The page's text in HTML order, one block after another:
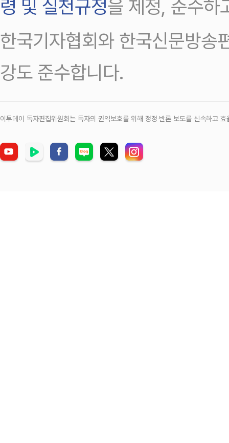
령 및 실천규정을 제정, 준수하
한국기자협회와 한국신문방송
강도 준수합니다.
이투데이 독자편집위원회는 독자의 권익보호를 위해 정정‧반론 보도를 신속하고